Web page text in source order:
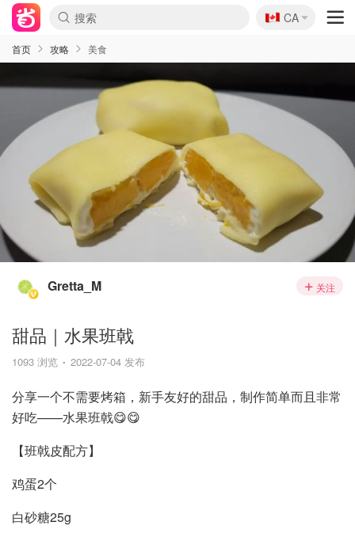
🇨🇦
CA
首页 攻略 美食
Gretta_M 关注
甜品｜水果班戟
1093 浏览 2022-07-04 发布
分享一个不需要烤箱，新手友好的甜品，制作简单而且非常
好吃——水果班戟😋😋
【班戟皮配方】
鸡蛋2个
白砂糖25g